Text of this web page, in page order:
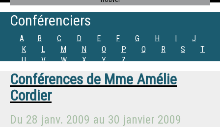
Conférenciers
A B C D E F G H I
J
K
L M N O P Q R S
T
U
V W X Y Z
Conférences de Mme Amélie
Cordier
Du 28 janv. 2009 au 30 janvier 2009